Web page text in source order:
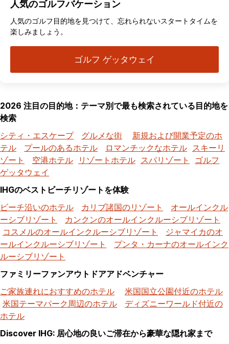
人気のゴルフバケーション
人気のゴルフ目的地を見つけて、忘れられないスタートタイムを
楽しみましょう。
ゴルフ ゲッタウェイ
2026 注目の目的地：テーマ別で最も検索されている目的地を
検索
シティ・エスケープ
グルメな街
新規および開業予定のホ
テル
プールのあるホテル ロマンチックなホテル スキーリ
ゾート
空港ホテル リゾートホテル スパリゾート
ゴルフ
ゲッタウェイ
IHGのベストビーチリゾートを体験
ビーチ沿いのホテル
カリブ諸国のリゾート
オールインクル
ーシブリゾート
カンクンのオールインクルーシブリゾート
コスメルのオールインクルーシブリゾート
ジャマイカのオ
ールインクルーシブリゾート
プンタ・カーナのオールインク
ルーシブリゾート
ファミリーファンアウトドアアドベンチャー
ご家族連れにおすすめのホテル
米国国立公園付近のホテル
米国テーマパーク周辺のホテル
ディズニーワールド付近の
ホテル
Discover IHG: 居心地の良いご滞在から豪華な隠れ家まで